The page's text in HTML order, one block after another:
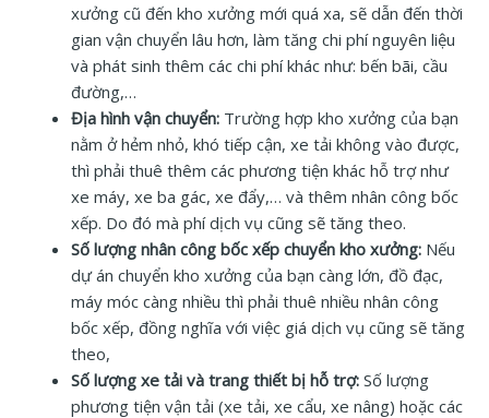
xưởng cũ đến kho xưởng mới quá xa, sẽ dẫn đến thời
gian vận chuyển lâu hơn, làm tăng chi phí nguyên liệu
và phát sinh thêm các chi phí khác như: bến bãi, cầu
đường,…
Địa hình vận chuyển: Trường hợp kho xưởng của bạn
nằm ở hẻm nhỏ, khó tiếp cận, xe tải không vào được,
thì phải thuê thêm các phương tiện khác hỗ trợ như
xe máy, xe ba gác, xe đẩy,… và thêm nhân công bốc
xếp. Do đó mà phí dịch vụ cũng sẽ tăng theo.
Số lượng nhân công bốc xếp chuyển kho xưởng: Nếu
dự án chuyển kho xưởng của bạn càng lớn, đồ đạc,
máy móc càng nhiều thì phải thuê nhiều nhân công
bốc xếp, đồng nghĩa với việc giá dịch vụ cũng sẽ tăng
theo,
Số lượng xe tải và trang thiết bị hỗ trợ: Số lượng
phương tiện vận tải (xe tải, xe cẩu, xe nâng) hoặc các